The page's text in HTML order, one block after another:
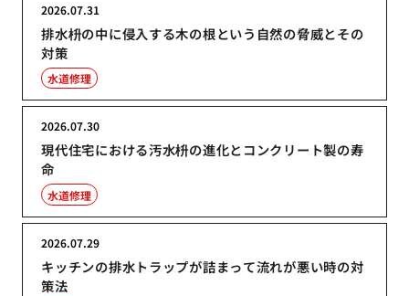
排水枡の中に侵入する木の根という自然の脅威とその
対策
2026.07.31
水道修理
現代住宅における汚水枡の進化とコンクリート製の寿
命
2026.07.30
水道修理
キッチンの排水トラップが詰まって流れが悪い時の対
策法
2026.07.29